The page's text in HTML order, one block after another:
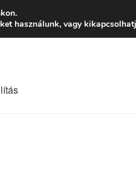
Hétfő-
használunk, vagy